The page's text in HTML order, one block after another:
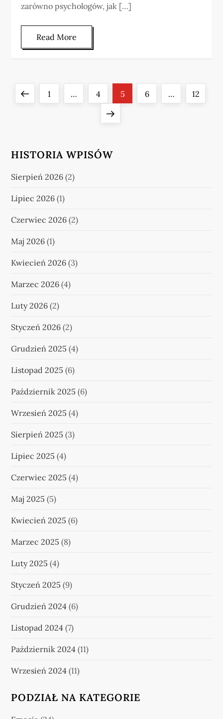
zarówno psychologów, jak […]
Read More
o
n
i
c
o
w
a
n
i
e
w
p
i
s
ó
Previous
Page
1 … Page
4 Page
5 Page
6 … Page
12
Next
HISTORIA WPISÓW
Sierpień 2026 (2)
Lipiec 2026 (1)
Czerwiec 2026 (2)
Maj 2026 (1)
Kwiecień 2026 (3)
Marzec 2026 (4)
Luty 2026 (2)
Styczeń 2026 (2)
Grudzień 2025 (4)
Listopad 2025 (6)
Październik 2025 (6)
Wrzesień 2025 (4)
Sierpień 2025 (3)
Lipiec 2025 (4)
Czerwiec 2025 (4)
Maj 2025 (5)
Kwiecień 2025 (6)
Marzec 2025 (8)
Luty 2025 (4)
Styczeń 2025 (9)
Grudzień 2024 (6)
Listopad 2024 (7)
Październik 2024 (11)
Wrzesień 2024 (11)
PODZIAŁ NA KATEGORIE